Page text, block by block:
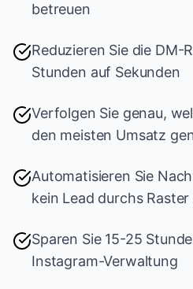
betreuen
Reduzieren Sie die DM-
Stunden auf Sekunden
Verfolgen Sie genau,
den meisten Umsatz
Automatisieren Sie
kein Lead durchs
Sparen Sie 15-25
Instagram-Verwaltung